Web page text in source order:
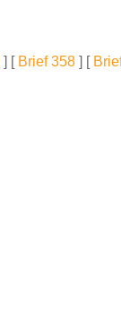
] [ Brief 358 ] [